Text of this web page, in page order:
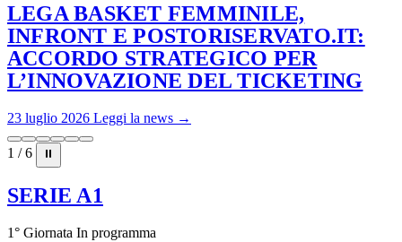
LEGA BASKET FEMMINILE,
INFRONT E POSTORISERVATO.IT:
ACCORDO STRATEGICO PER
L’INNOVAZIONE DEL TICKETING
23 luglio 2026 Leggi la news →
1 / 6 ⏸
SERIE A1
1° Giornata In programma